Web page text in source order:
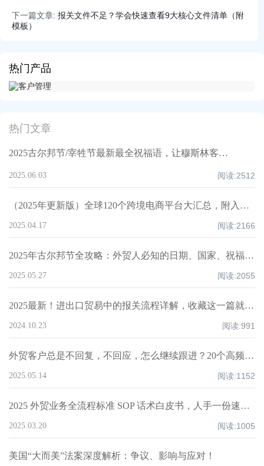
热门产品
热门文章
2025古尔邦节/宰牲节最新最全祝福语，让穆斯林客户记住你！
2025.06.03 阅读:2512
（2025年更新版）全球120个跨境电商平台大汇总，附入驻要求、注册门槛和适合品类！
2025.04.17 阅读:2166
2025年古尔邦节全攻略：外贸人必知的日期、国家、祝福技巧与禁忌清单！
2025.05.27 阅读:2055
2025最新！进出口贸易中的报关流程详解，收藏这一篇就够了！
2024.10.23 阅读:991
外贸客户总是不回复，不回应，怎么继续跟进？20个高频场景实操指南！
2025.05.14 阅读:1152
2025 外贸业务全流程标准 SOP 话术白皮书，人手一份速领！
2025.03.20 阅读:1005
美国“大而美”法案深度解析：争议、影响与应对！
下一篇文章: 报关文件不足？学会快速查看9大核心文件清单（附
模板）